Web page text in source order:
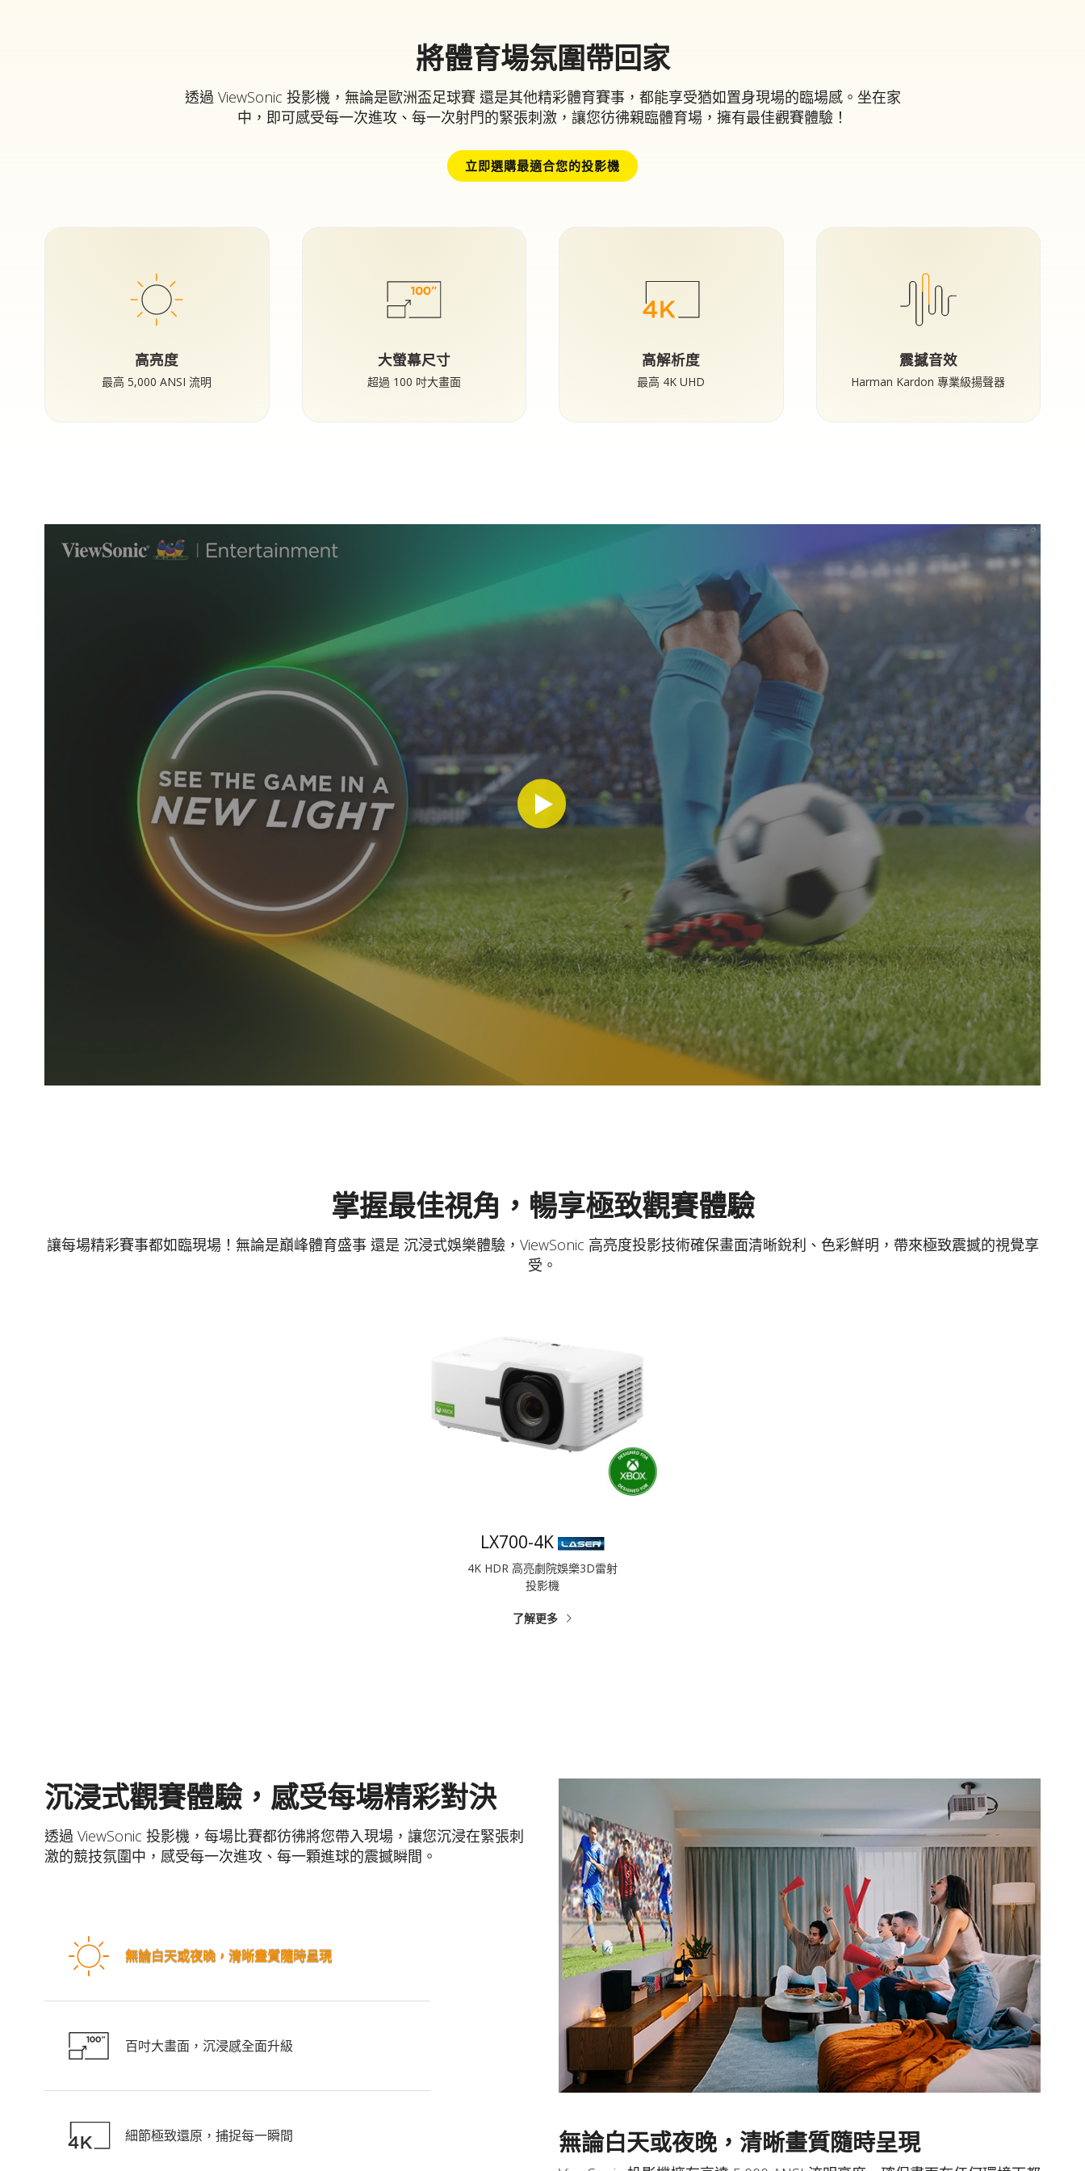
將體育場氛圍帶回家
透過 ViewSonic 投影機，無論是歐洲盃足球賽 還是其他精彩體育賽事，都能享受猶如置身現場的臨場感。坐在家
中，即可感受每一次進攻、每一次射門的緊張刺激，讓您彷彿親臨體育場，擁有最佳觀賽體驗！
立即選購最適合您的投影機
高亮度
最高 5,000 ANSI 流明
大螢幕尺寸
超過 100 吋大畫面
高解析度
最高 4K UHD
震撼音效
Harman Kardon 專業級揚聲器
掌握最佳視角，暢享極致觀賽體驗
讓每場精彩賽事都如臨現場！無論是巔峰體育盛事 還是 沉浸式娛樂體驗，ViewSonic 高亮度投影技術確保畫面清晰銳利、色彩鮮明，帶來極致震撼的視覺享
受。
LX700-4K
4K HDR 高亮劇院娛樂3D雷射
投影機
了解更多
沉浸式觀賽體驗，感受每場精彩對決
透過 ViewSonic 投影機，每場比賽都彷彿將您帶入現場，讓您沉浸在緊張刺
激的競技氛圍中，感受每一次進攻、每一顆進球的震撼瞬間。
無論白天或夜晚，清晰畫質隨時呈現
百吋大畫面，沉浸感全面升級
細節極致還原，捕捉每一瞬間 無論白天或夜晚，清晰畫質隨時呈現